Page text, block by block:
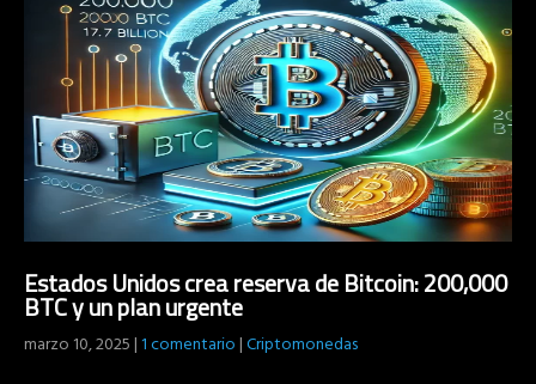
Estados Unidos crea reserva de Bitcoin: 200,000
BTC y un plan urgente
marzo 10, 2025|1 comentario|Criptomonedas